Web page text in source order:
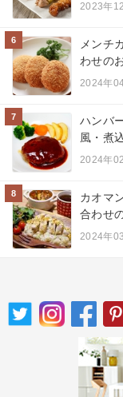
2023年
6
メンチ
わせの
2024年
7
ハンバ
風・煮
2024年
8
カオマ
合わせ
2024年